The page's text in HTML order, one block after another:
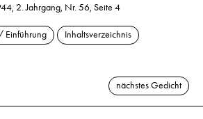
2. Jahrgang, Nr. 56, Seite 4
Einführung Inhaltsverzeichnis
nächstes Gedicht